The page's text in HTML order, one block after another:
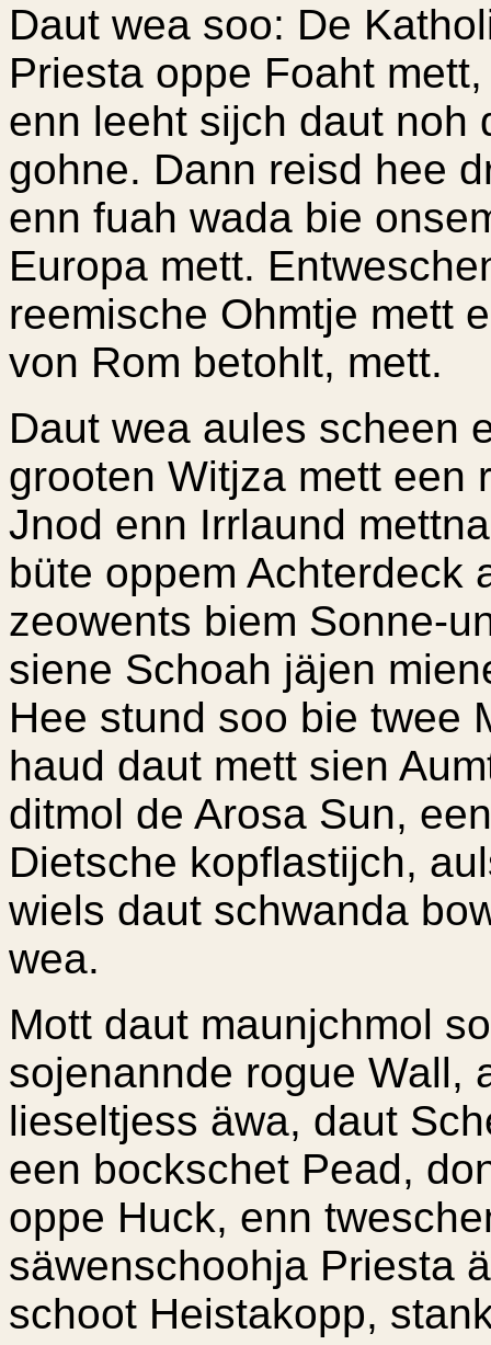
Daut wea soo: De
Priesta oppe Foaht
enn leeht sijch daut noh
gohne. Dann reisd hee
enn fuah wada bie
Europa mett.
reemische Ohmtje mett
von Rom betohlt, mett.
Daut wea aules scheen
grooten Witjza mett een
Jnod enn Irrlaund
büte oppem Achterdeck
zeowents biem Sonne-
siene Schoah jäjen
Hee stund soo bie twee
haud daut mett sien
ditmol de Arosa Sun,
Dietsche kopflastijch,
wiels daut schwanda
wea.
Mott daut maunjchmol
sojenannde rogue Wall,
lieseltjess äwa, daut
een bockschet Pead,
oppe Huck, enn
säwenschoohja Priesta
schoot Heistakopp,